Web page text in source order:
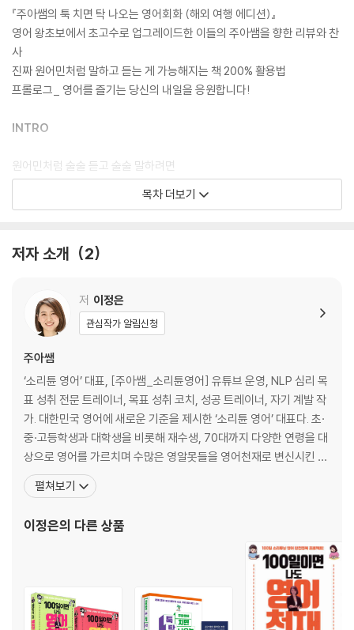
한 단어를 떠올리는 순간 영어가 터져 나온다!
★★★ 구독자 23만, 누적 조회 수 1,500만
★★★ 10만 건 이상 월클 발음 교정 클래스
★★★ 저자 동영상 강의, 원어민 MP3 QR코드 제공
끼워 맞추고 있는가? 그것이 바로 당신의 영어가 통하지 않는 이유다. 입에
서 영어가 술술 나오려면 복잡한 문법, 어려운 구문, 고급 영어 단어에서 벗
어나야 한다. 이제 어려운 영어와 작별하자. 영어는 쉽게 말해도 통한다.
미국식 발음 교정 선생님, 하이빅쌤이 한 단어로 바로 대화가 되는 심플하
『주아쌤의 툭 치면 탁 나오는 영어회화 (해외 여행 에디션)』
영어 왕초보에서 초고수로 업그레이드한 이들의 주아쌤을 향한 리뷰와 찬
사
진짜 원어민처럼 말하고 듣는 게 가능해지는 책 200% 활용법
프롤로그_ 영어를 즐기는 당신의 내일을 응원합니다!
INTRO
원어민처럼 술술 듣고 술술 말하려면
나는 영어 회화가 왜 이렇게 힘들까?
한국어와 영어는 소리 내는 방식과 어순이 다르다
해결 비법 01_ 영어가 만만해지는 소리튜닝
영어 발성의 키포인트는 쇄골과 날숨
내가 아는 소리 대신 들리는 소리에 집중하라
발음이 아니라 리듬과 강세를 잡아라
자석처럼 붙는 연음을 익혀라
호흡도 연습이 필요하다
해결 비법 02_ 영어가 술술 나오는 소리블록
단어가 아니라 소리블록으로 떠올려라
최대한 많은 소리블록 익히기
무 적 소리블록 01_ Can I
무언가를 요구하거나 요청할 때 쓰는 표현
목차 더보기
저자 소개 2
저 이정은
관심작가 알림신청
주아쌤
‘소리튠 영어’ 대표, [주아쌤_소리튠영어] 유튜브 운영, NLP 심리 목
표 성취 전문 트레이너, 목표 성취 코치, 성공 트레이너, 자기 계발 작
가. 대한민국 영어에 새로운 기준을 제시한 ‘소리튠 영어’ 대표다. 초·
중·고등학생과 대학생을 비롯해 재수생, 70대까지 다양한 연령을 대
상으로 영어를 가르치며 수많은 영알못들을 영어천재로 변신시킨 대
한민국 최고의 소리 스피킹 마스터다. 폭넓고 세밀한 논문 자료 연구
와 영어, 러시아어 등 3개 국어를 무기로 미국, 러시아, 카자흐스탄,
만의 ‘영어 완전 정복 노하우’인
펼쳐보기
이정은의 다른 상품